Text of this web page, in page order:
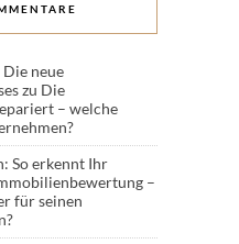
neue
zu Die
– welche
So erkennt Ihr
–
für seinen